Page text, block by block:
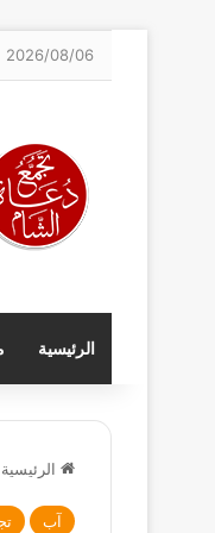
2026/08/06
الرئيسية
الرئيسية
آب